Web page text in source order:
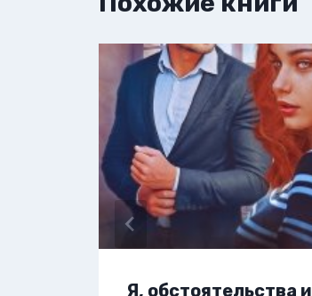
Я, обстоятельства и